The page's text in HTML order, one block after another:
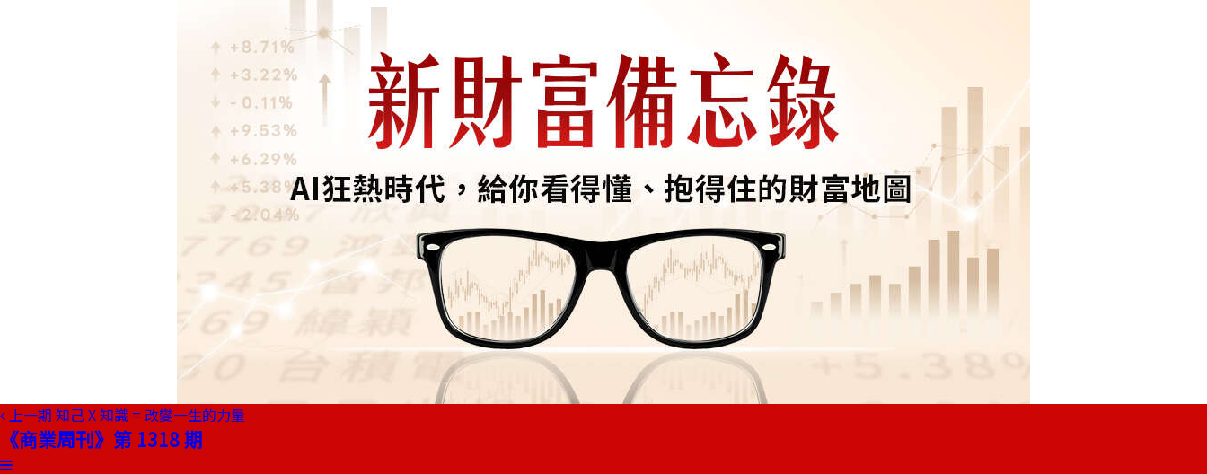
上一期 知己 X 知識 = 改變一生的力量
《商業周刊》第 1318 期